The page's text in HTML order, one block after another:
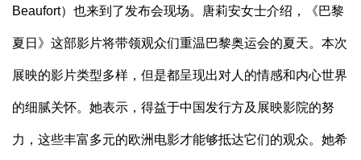
Beaufort）也来到了发布会现场。唐莉安女士介绍，《巴黎
夏日》这部影片将带领观众们重温巴黎奥运会的夏天。本次
展映的影片类型多样，但是都呈现出对人的情感和内心世界
的细腻关怀。她表示，得益于中国发行方及展映影院的努
力，这些丰富多元的欧洲电影才能够抵达它们的观众。她希